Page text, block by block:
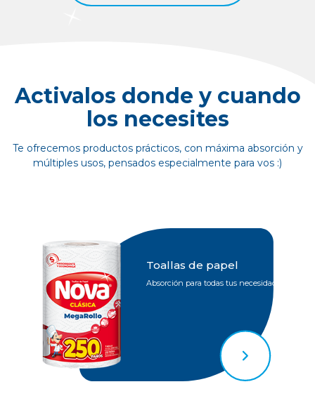
Activalos donde y cuando
los necesites
Te ofrecemos productos prácticos, con máxima absorción y
múltiples usos, pensados especialmente para vos :)
Toallas de papel
Absorción para todas tus necesidades